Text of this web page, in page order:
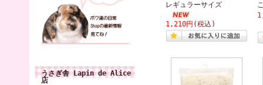
うさぎ舎 Lapin de Alice
店
レギュラーサイズ
1,210円 (税込)